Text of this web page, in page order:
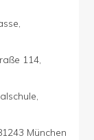
114,
München